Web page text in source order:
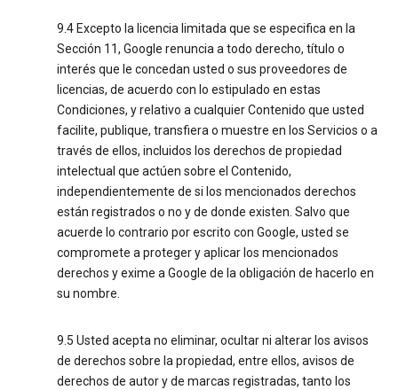
9.4 Excepto la licencia limitada que se especifica en la
Sección 11, Google renuncia a todo derecho, título o
interés que le concedan usted o sus proveedores de
licencias, de acuerdo con lo estipulado en estas
Condiciones, y relativo a cualquier Contenido que usted
facilite, publique, transfiera o muestre en los Servicios o a
través de ellos, incluidos los derechos de propiedad
intelectual que actúen sobre el Contenido,
independientemente de si los mencionados derechos
están registrados o no y de donde existen. Salvo que
acuerde lo contrario por escrito con Google, usted se
compromete a proteger y aplicar los mencionados
derechos y exime a Google de la obligación de hacerlo en
su nombre.
9.5 Usted acepta no eliminar, ocultar ni alterar los avisos
de derechos sobre la propiedad, entre ellos, avisos de
derechos de autor y de marcas registradas, tanto los